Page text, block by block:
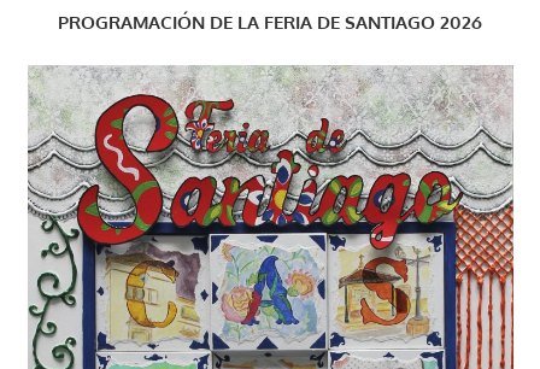
PROGRAMACIÓN DE LA FERIA DE SANTIAGO 2026